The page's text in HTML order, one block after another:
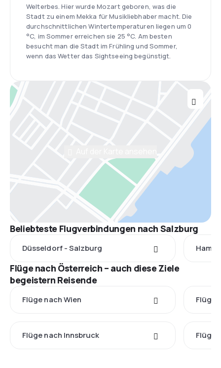
Welterbes. Hier wurde Mozart geboren, was die
Stadt zu einem Mekka für Musikliebhaber macht. Die
durchschnittlichen Wintertemperaturen liegen um 0
°C, im Sommer erreichen sie 25 °C. Am besten
besucht man die Stadt im Frühling und Sommer,
wenn das Wetter das Sightseeing begünstigt.
Beliebteste Flugverbindungen nach Salzburg
Düsseldorf - Salzburg
Flüge nach Österreich – auch diese Ziele
begeistern Reisende
Flüge nach Wien Flüge
Flüge nach Innsbruck Flüge